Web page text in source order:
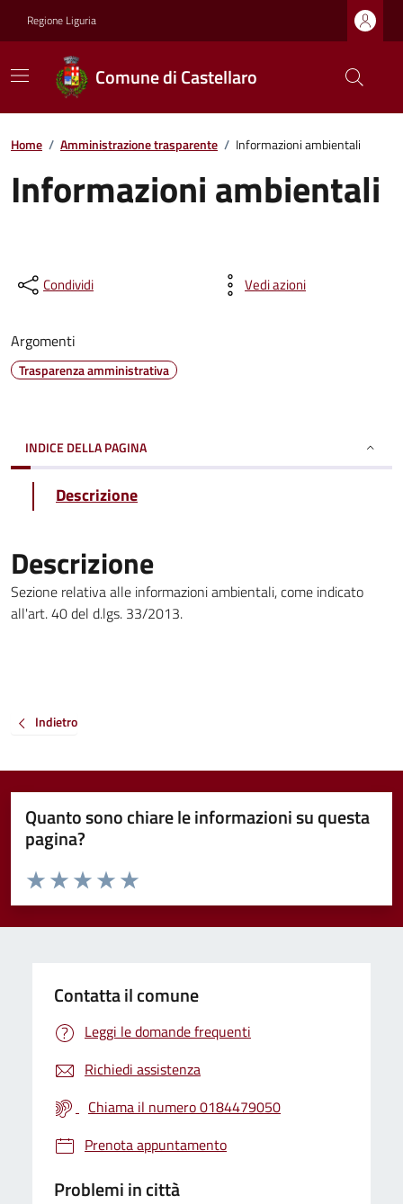
Regione Liguria
Comune di Castellaro
Home / Amministrazione trasparente / Informazioni ambientali
Informazioni ambientali
Condividi Vedi azioni
Argomenti
Trasparenza amministrativa
INDICE DELLA PAGINA
Descrizione
Descrizione
Sezione relativa alle informazioni ambientali, come indicato
all'art. 40 del d.lgs. 33/2013.
Indietro
Quanto sono chiare le informazioni su questa
pagina?
Valuta da 1 a 5 stelle la pagina
Valuta 5 stelle su 5
Valuta 4 stelle su 5
Valuta 3 stelle su 5
Valuta 2 stelle su 5
Valuta 1 stelle su 5
Contatta il comune
Leggi le domande frequenti
Richiedi assistenza
Chiama il numero 0184479050
Prenota appuntamento
Problemi in città